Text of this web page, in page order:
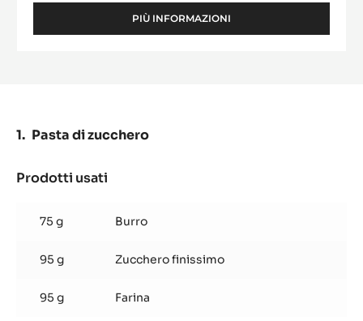
PIÙ INFORMAZIONI
-
Pasta di zucchero
Prodotti usati
di
zucchero
75 g Burro
95 g Zucchero finissimo
95 g Farina